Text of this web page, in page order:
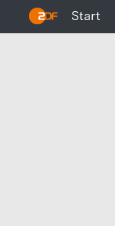
Start